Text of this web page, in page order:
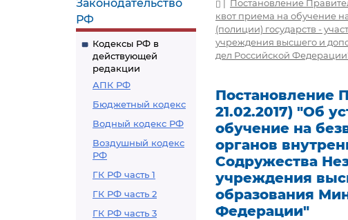
Законодательство
РФ
Кодексы РФ в
действующей
редакции
АПК РФ
Бюджетный кодекс
Водный кодекс РФ
Воздушный кодекс
РФ
ГК РФ часть 1
ГК РФ часть 2
ГК РФ часть 3
| Постановление
квот приема на обучение
(полиции) государств -
учреждения высшего и
дел Российской
Постановление
21.02.2017) "Об
обучение на
органов
Содружества
учреждения
образования
Федерации"